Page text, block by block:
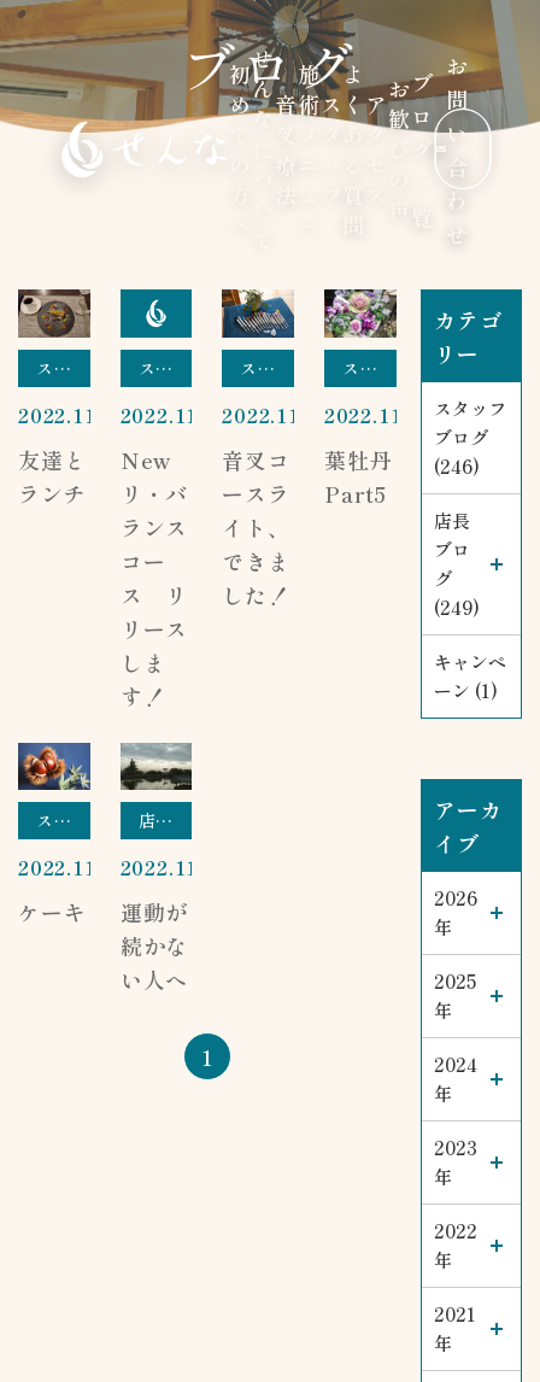
初
め
せ
ん
な音
施
術ス
よ
く
あ
ア
ク
お
歓
ブ
ロ
グ
お
問
い
合
わ
せ
ブログ
スタッフブログ
2022.11.25
友達と
ランチ
スタッフブログ
2022.11.22
New
リ・バ
ランス
コー
ス リ
リース
しま
す！
スタッフブログ
2022.11.19
音叉コ
ースラ
イト、
できま
した！
スタッフブログ
2022.11.17
葉牡丹
Part5
スタッフブログ
2022.11.08
ケーキ
店長ブログ
2022.11.01
運動が
続かな
い人へ
1
カテゴ
リー
スタッフ
ブログ
(246)
店長
ブロ
グ
(249)
キャンペ
ーン (1)
アーカ
イブ
2026
年
2025
年
2024
年
2023
年
2022
年
2021
年